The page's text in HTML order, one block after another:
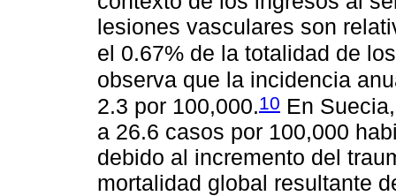
lesiones vasculares son
el 0.67% de la totalidad de
observa que la incidencia
2.3 por 100,000.10 En
a 26.6 casos por 100,000
debido al incremento del
mortalidad global resultante